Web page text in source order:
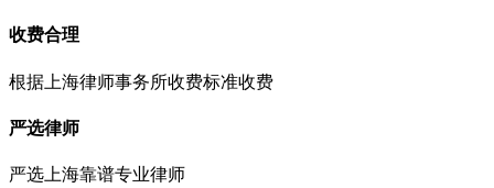
收费合理
根据上海律师事务所收费标准收费
严选律师
严选上海靠谱专业律师